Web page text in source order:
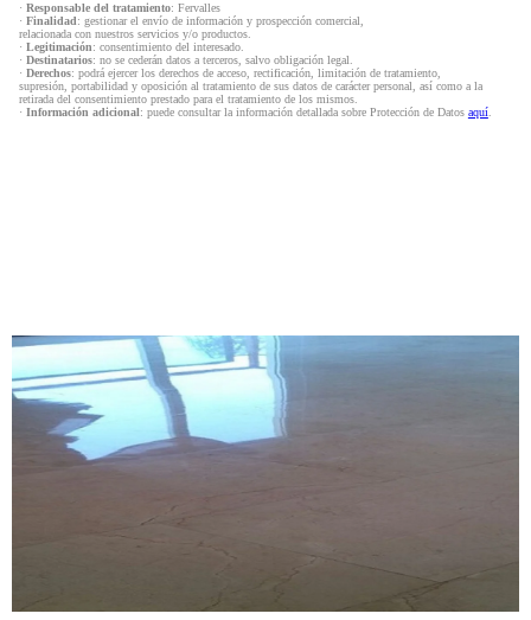
· Responsable del tratamiento: Fervalles
· Finalidad: gestionar el envío de información y prospección comercial,
relacionada con nuestros servicios y/o productos.
· Legitimación: consentimiento del interesado.
· Destinatarios: no se cederán datos a terceros, salvo obligación legal.
· Derechos: podrá ejercer los derechos de acceso, rectificación, limitación de tratamiento,
supresión, portabilidad y oposición al tratamiento de sus datos de carácter personal, así como a la
retirada del consentimiento prestado para el tratamiento de los mismos.
· Información adicional: puede consultar la información detallada sobre Protección de Datos aquí.